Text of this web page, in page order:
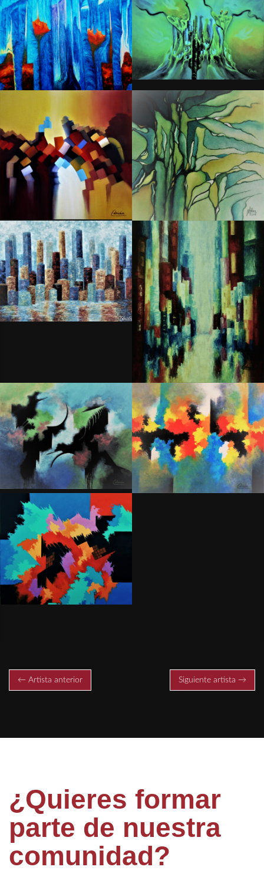
← Artista anterior Siguiente artista →
¿Quieres formar
parte de nuestra
comunidad?